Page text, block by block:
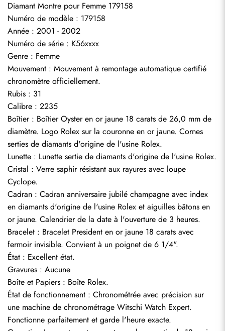
Diamant Montre pour Femme 179158
Numéro de modèle : 179158
Année : 2001 - 2002
Numéro de série : K56xxxx
Genre : Femme
Mouvement : Mouvement à remontage automatique certifié
chronomètre officiellement.
Rubis : 31
Calibre : 2235
Boîtier : Boîtier Oyster en or jaune 18 carats de 26,0 mm de
diamètre. Logo Rolex sur la couronne en or jaune. Cornes
serties de diamants d'origine de l'usine Rolex.
Lunette : Lunette sertie de diamants d'origine de l'usine Rolex.
Cristal : Verre saphir résistant aux rayures avec loupe
Cyclope.
Cadran : Cadran anniversaire jubilé champagne avec index
en diamants d'origine de l'usine Rolex et aiguilles bâtons en
or jaune. Calendrier de la date à l'ouverture de 3 heures.
Bracelet : Bracelet President en or jaune 18 carats avec
fermoir invisible. Convient à un poignet de 6 1/4".
État : Excellent état.
Gravures : Aucune
Boîte et Papiers : Boîte Rolex.
État de fonctionnement : Chronométrée avec précision sur
une machine de chronométrage Witschi Watch Expert.
Fonctionne parfaitement et garde l'heure exacte.
Envoyer